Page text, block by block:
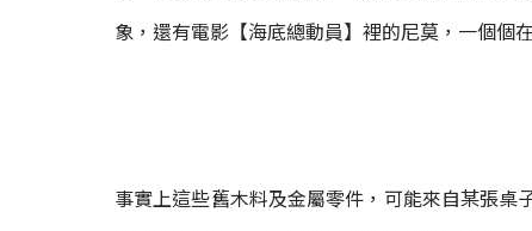
象，還有電影【海底總動員】裡的尼莫，一個個
事實上這些舊木料及金屬零件，可能來自某張桌